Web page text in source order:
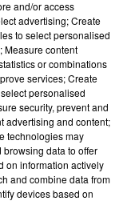
birthday-girl
(@taylorswift) le
and/or access
advertising; Create
to select personalised
Measure content
or combinations
services; Create
personalised
security, prevent and
advertising and content;
technologies may
data to offer
on information actively
and combine data from
devices based on